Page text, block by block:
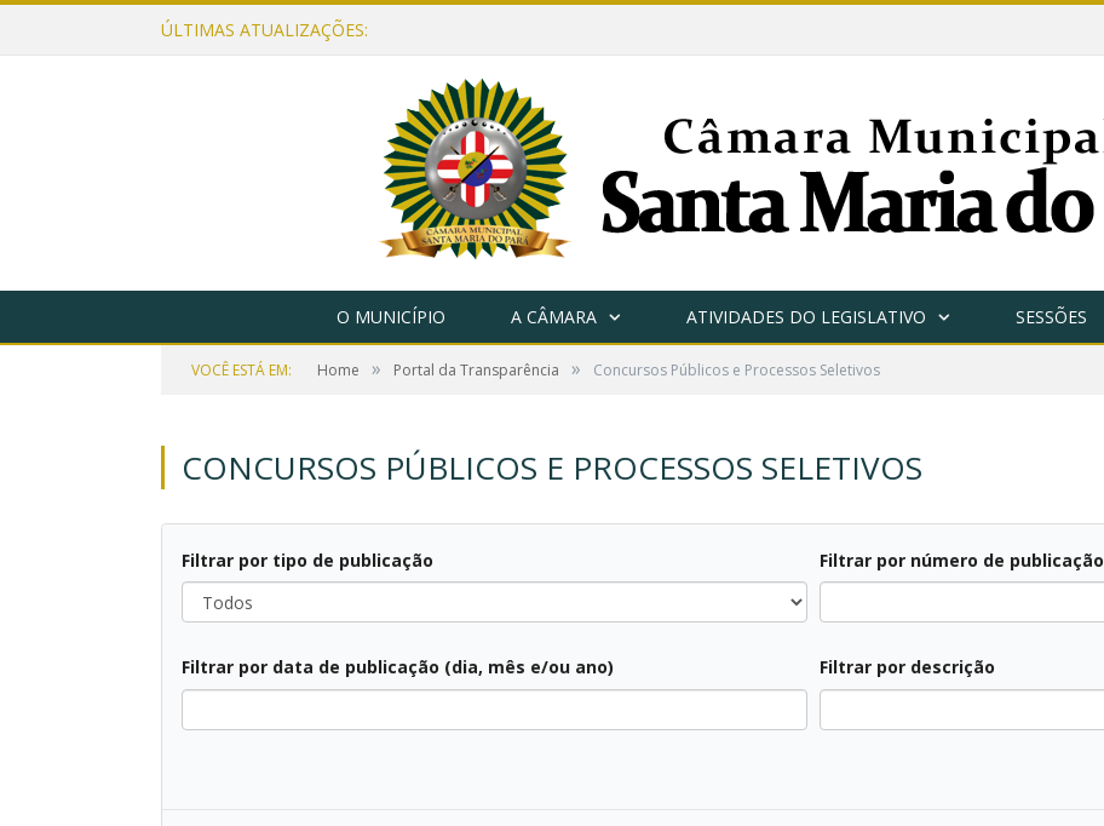
ÚLTIMAS ATUALIZAÇÕES:
O MUNICÍPIO A CÂMARA ATIVIDADES DO LEGISLATIVO SESSÕES
VOCÊ ESTÁ EM: Home » Portal da Transparência » Concursos Públicos e Processos Seletivos
CONCURSOS PÚBLICOS E PROCESSOS SELETIVOS
Filtrar por tipo de publicação
Todos
Filtrar por número de publicação
Filtrar por data de publicação (dia, mês e/ou ano)
Filtrar por descrição